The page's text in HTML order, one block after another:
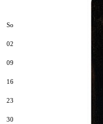
So
02
09
16
23
30